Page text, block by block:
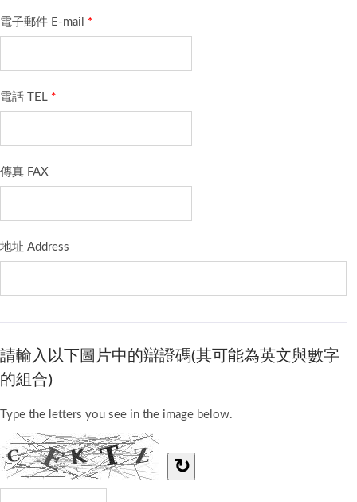
電子郵件 E-mail *
電話 TEL *
傳真 FAX
地址 Address
請輸入以下圖片中的辯證碼(其可能為英文與數字
的組合)
Type the letters you see in the image below.
↻